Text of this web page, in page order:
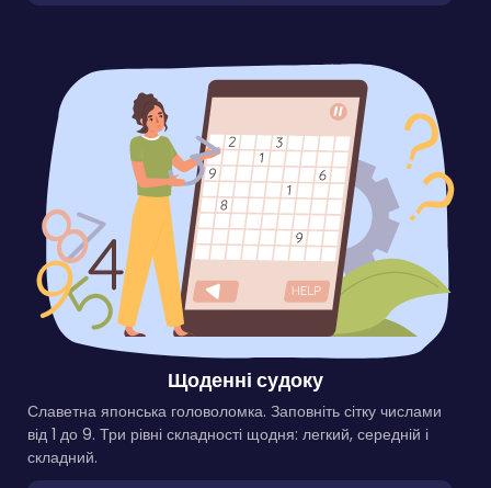
Щоденні судоку
Славетна японська головоломка. Заповніть сітку числами
від 1 до 9. Три рівні складності щодня: легкий, середній і
складний.